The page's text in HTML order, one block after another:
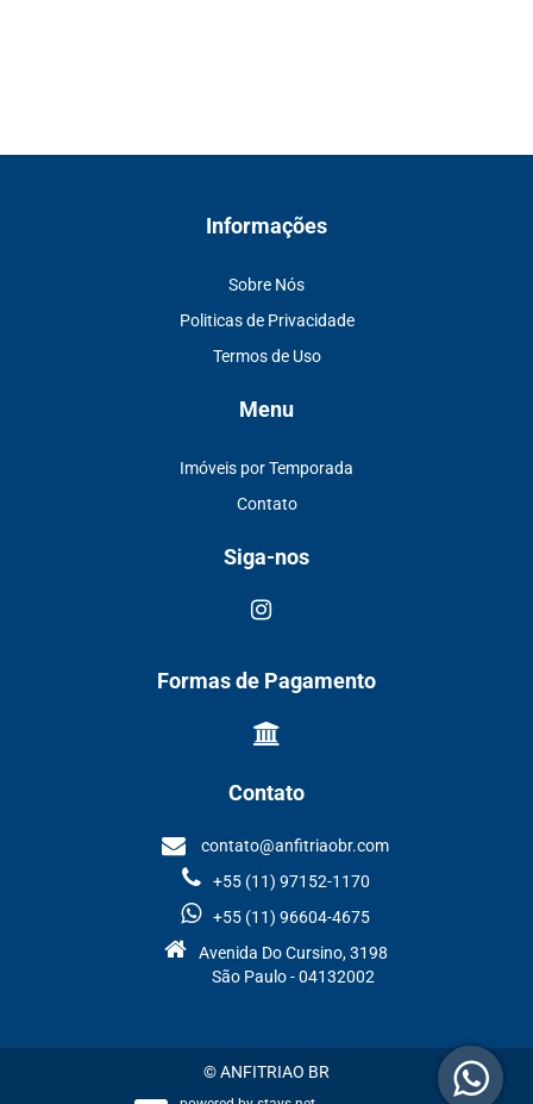
Informações
Sobre Nós
Politicas de Privacidade
Termos de Uso
Menu
Imóveis por Temporada
Contato
Siga-nos
Formas de Pagamento
Contato
contato@anfitriaobr.com
+55 (11) 97152-1170
+55 (11) 96604-4675
Avenida Do Cursino, 3198
São Paulo - 04132002
© ANFITRIAO BR